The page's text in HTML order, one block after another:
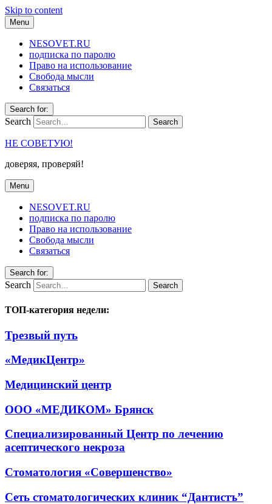
Skip to content
Menu
NESOVET.RU
подписка по паролю
Право на использование
Свобода мысли
Связаться
Search for:
Search
НЕ СОВЕТУЮ!
доверяя, проверяй!
Menu
NESOVET.RU
подписка по паролю
Право на использование
Свобода мысли
Связаться
Search for:
Search
ТОП-категория недели:
Трезвый путь
«МедикЦентр»
Медицинский центр
ООО «МЕДИКОМ» Брянск
Специализированный Центр по лечению
асептического некроза
Стоматология «Совершенство»
Сеть стоматологических клиник “Дантистъ”